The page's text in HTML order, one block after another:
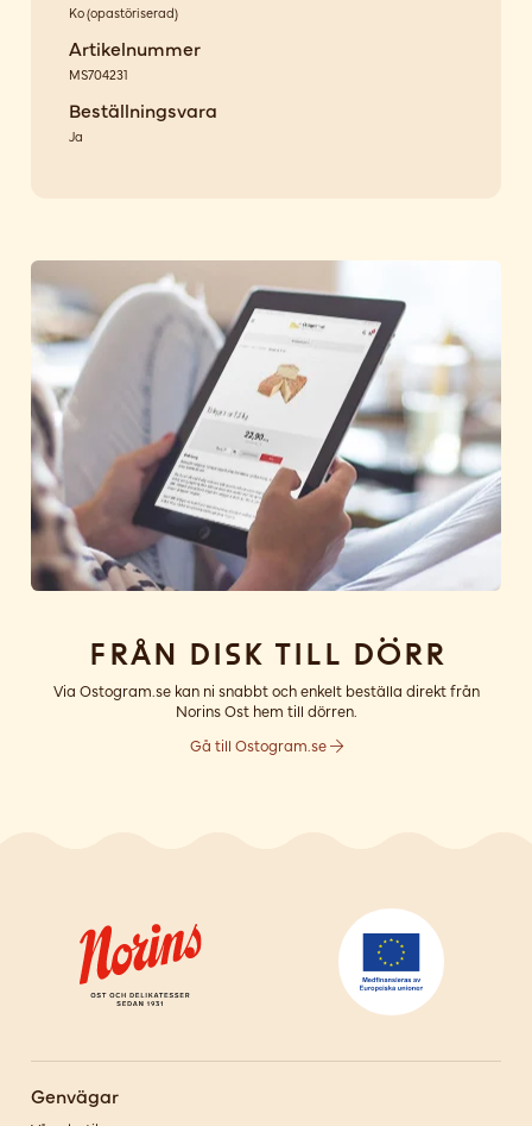
Ko(opastöriserad)
Artikelnummer
MS704231
Beställningsvara
Ja
Från disk till dörr
Via Ostogram.se kan ni snabbt och enkelt beställa direkt från
Norins Ost hem till dörren.
Gå till Ostogram.se
Genvägar